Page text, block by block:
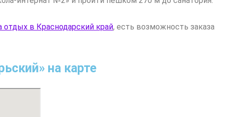
отдых в Краснодарский край, есть возможность заказа
на карте